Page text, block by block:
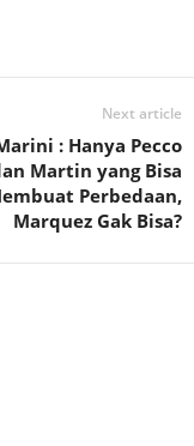
Next article
: Hanya Pecco
Martin yang Bisa
Perbedaan,
Marquez Gak Bisa?